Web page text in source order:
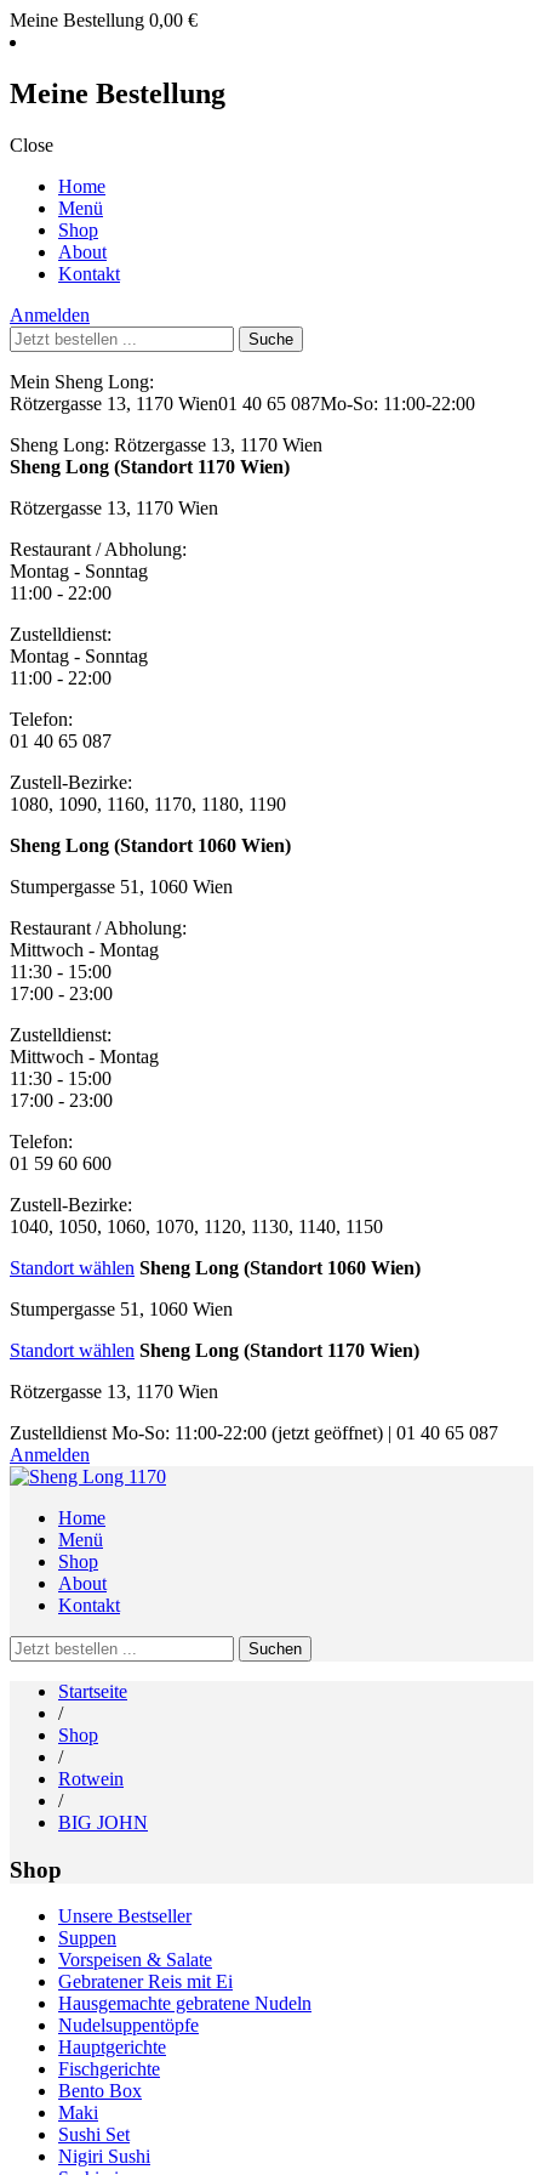
Meine Bestellung 0,00 €
Meine Bestellung
Close
Home
Menü
Shop
About
Kontakt
Anmelden
Suche
nach:
Mein Sheng Long:
Rötzergasse 13, 1170 Wien01 40 65 087Mo-So: 11:00-22:00
Sheng Long: Rötzergasse 13, 1170 Wien
Sheng Long (Standort 1170 Wien)
Rötzergasse 13, 1170 Wien
Restaurant / Abholung:
Montag - Sonntag
11:00 - 22:00
Zustelldienst:
Montag - Sonntag
11:00 - 22:00
Telefon:
01 40 65 087
Zustell-Bezirke:
1080, 1090, 1160, 1170, 1180, 1190
Sheng Long (Standort 1060 Wien)
Stumpergasse 51, 1060 Wien
Restaurant / Abholung:
Mittwoch - Montag
11:30 - 15:00
17:00 - 23:00
Zustelldienst:
Mittwoch - Montag
11:30 - 15:00
17:00 - 23:00
Telefon:
01 59 60 600
Zustell-Bezirke:
1040, 1050, 1060, 1070, 1120, 1130, 1140, 1150
Standort wählen Sheng Long (Standort 1060 Wien)
Stumpergasse 51, 1060 Wien
Standort wählen Sheng Long (Standort 1170 Wien)
Rötzergasse 13, 1170 Wien
Zustelldienst Mo-So: 11:00-22:00 (jetzt geöffnet) | 01 40 65 087
Anmelden
Home
Menü
Shop
About
Kontakt
Search
for:
Startseite
/
Shop
/
Rotwein
/
BIG JOHN
Shop
Unsere Bestseller
Suppen
Vorspeisen & Salate
Gebratener Reis mit Ei
Hausgemachte gebratene Nudeln
Nudelsuppentöpfe
Hauptgerichte
Fischgerichte
Bento Box
Maki
Sushi Set
Nigiri Sushi